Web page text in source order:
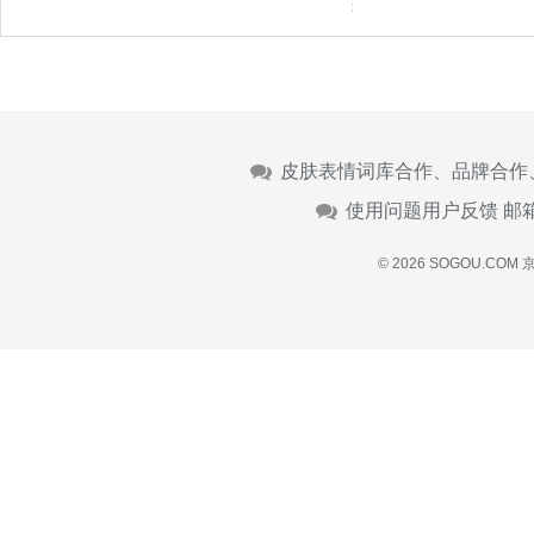
皮肤表情词库合作、品牌合
使用问题用户反馈 邮
© 2026 SOGOU.COM